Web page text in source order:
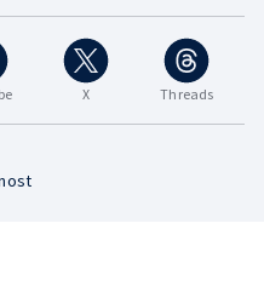
X Threads